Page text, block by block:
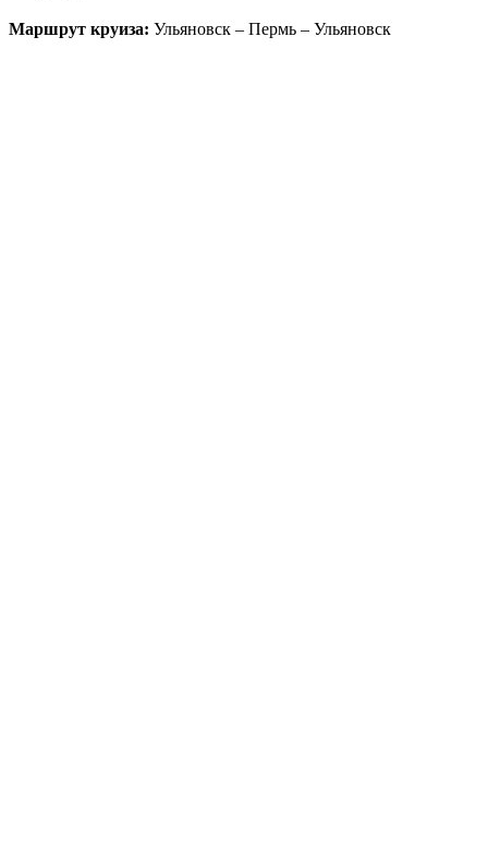
Маршрут круиза: Ульяновск – Пермь – Ульяновск